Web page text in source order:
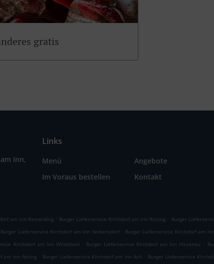
gratis
Inn,
Links
Menü
Angebote
Im Voraus bestellen
Kontakt
am Inn Ramerding . Burger Lieferservice Kirchdorf am Inn Ritzing . Burger
Burger Lieferservice Kirchdorf am Inn Seibersdorf . Burger Lieferservice Kirchdorf am
Kirchdorf am Inn Winklham . Burger Lieferservice Kirchdorf am Inn Hitzenau .
am Inn Atzing . Burger Lieferservice Kirchdorf am Inn Ach . Burger Lieferservice